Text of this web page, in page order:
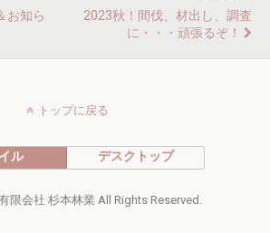
お知ら
2023秋！間伐、材出し、調査
に・・・頑張るぞ！
トップに戻る
ル デスクトップ
限会社 杉本林業 All Rights Reserved.